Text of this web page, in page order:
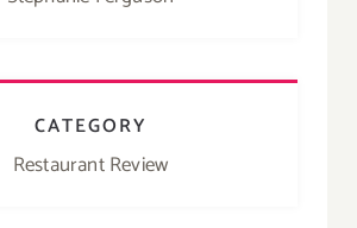
CATEGORY
Restaurant Review